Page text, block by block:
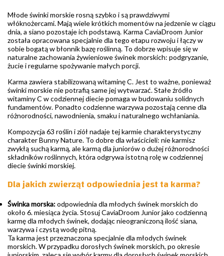
Młode świnki morskie rosną szybko i są prawdziwymi
włóknożercami. Mają wiele krótkich momentów na jedzenie w ciągu
dnia, a siano pozostaje ich podstawą. Karma CaviaDroom Junior
została opracowana specjalnie dla tego etapu rozwoju i łączy w
sobie bogatą w błonnik bazę roślinną. To dobrze wpisuje się w
naturalne zachowania żywieniowe świnek morskich: podgryzanie,
żucie i regularne spożywanie małych porcji.
Karma zawiera stabilizowaną witaminę C. Jest to ważne, ponieważ
świnki morskie nie potrafią same jej wytwarzać. Stałe źródło
witaminy C w codziennej diecie pomaga w budowaniu solidnych
fundamentów. Ponadto codzienne warzywa pozostają cenne dla
różnorodności, nawodnienia, smaku i naturalnego wchłaniania.
Kompozycja 63 roślin i ziół nadaje tej karmie charakterystyczny
charakter Bunny Nature. To dobre dla właścicieli: nie karmisz
zwykłą suchą karmą, ale karmą dla juniorów o dużej różnorodności
składników roślinnych, która odgrywa istotną rolę w codziennej
diecie świnki morskiej.
Dla jakich zwierząt odpowiednia jest ta karma?
Świnka morska:odpowiednia dla młodych świnek morskich do
około 6. miesiąca życia. Stosuj CaviaDroom Junior jako codzienną
karmę dla młodych świnek, dodając nieograniczoną ilość siana,
warzywa i czystą wodę pitną.
Ta karma jest przeznaczona specjalnie dla młodych świnek
morskich. W przypadku dorosłych świnek morskich, po okresie